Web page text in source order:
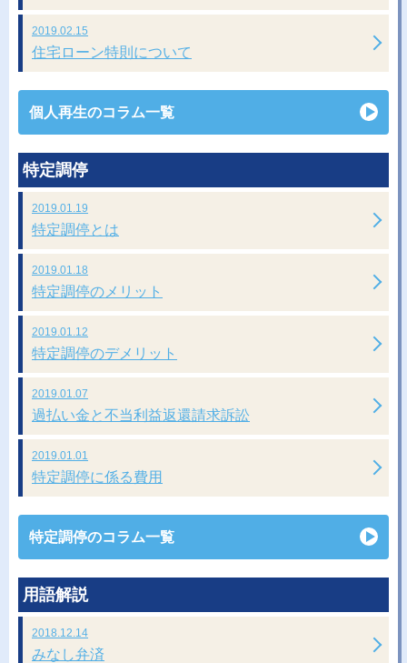
2019.02.15
住宅ローン特則について
個人再生のコラム一覧
特定調停
2019.01.19
特定調停とは
2019.01.18
特定調停のメリット
2019.01.12
特定調停のデメリット
2019.01.07
過払い金と不当利益返還請求訴訟
2019.01.01
特定調停に係る費用
特定調停のコラム一覧
用語解説
2018.12.14
みなし弁済